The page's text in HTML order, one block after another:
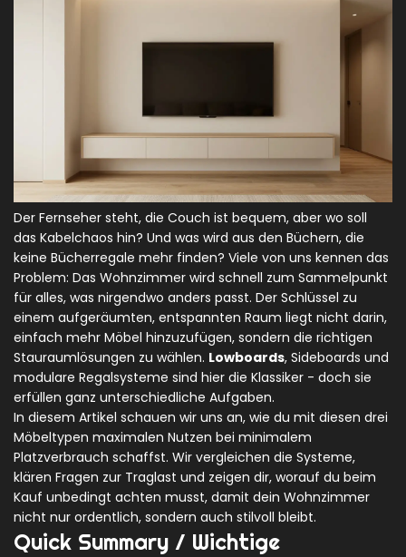
Der Fernseher steht, die Couch ist bequem, aber wo soll
das Kabelchaos hin? Und was wird aus den Büchern, die
keine Bücherregale mehr finden? Viele von uns kennen das
Problem: Das Wohnzimmer wird schnell zum Sammelpunkt
für alles, was nirgendwo anders passt. Der Schlüssel zu
einem aufgeräumten, entspannten Raum liegt nicht darin,
einfach mehr Möbel hinzuzufügen, sondern die richtigen
Stauraumlösungen zu wählen. Lowboards, Sideboards und
modulare Regalsysteme sind hier die Klassiker - doch sie
erfüllen ganz unterschiedliche Aufgaben.
In diesem Artikel schauen wir uns an, wie du mit diesen drei
Möbeltypen maximalen Nutzen bei minimalem
Platzverbrauch schaffst. Wir vergleichen die Systeme,
klären Fragen zur Traglast und zeigen dir, worauf du beim
Kauf unbedingt achten musst, damit dein Wohnzimmer
nicht nur ordentlich, sondern auch stilvoll bleibt.
Quick Summary / Wichtige